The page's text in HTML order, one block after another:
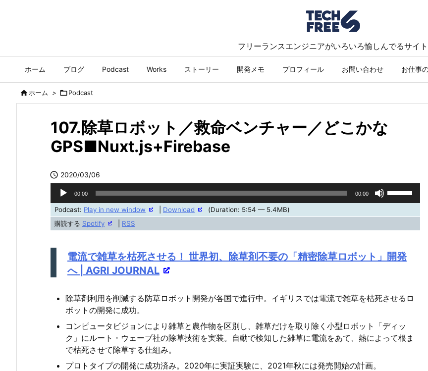
フリーランスエンジニアがいろいろ愉しんでるサイト
ホーム ブログ Podcast Works ストーリー 開発メモ プロフィール お問い合わせ お仕事
ホーム > Podcast
107.除草ロボット／救命ベンチャー／どこかな
GPS■Nuxt.js+Firebase
 2020/03/06
声
プ
ー
ー
00:00 00:00
ボ
リ
ュ
調
に
上
下
Podcast: Play in new window Download
(Duration: 5:54 — 5.4MB)
購読する Spotify RSS
電流で雑草を枯死させる！ 世界初、除草剤不要の「精密除草ロボット」開発
へ | AGRI JOURNAL
除草剤利用を削減する防草ロボット開発が各国で進行中。イギリスでは電流で雑草を枯死させるロ
ボットの開発に成功。
コンピュータビジョンにより雑草と農作物を区別し、雑草だけを取り除く小型ロボット「ディッ
ク」にルート・ウェーブ社の除草技術を実装。自動で検知した雑草に電流をあて、熱によって根ま
で枯死させて除草する仕組み。
プロトタイプの開発に成功済み。2020年に実証実験に、2021年秋には発売開始の計画。